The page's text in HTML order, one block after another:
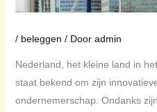
/ beleggen / Door admin
Nederland, het kleine land in
staat bekend om zijn
ondernemerschap. Ondanks